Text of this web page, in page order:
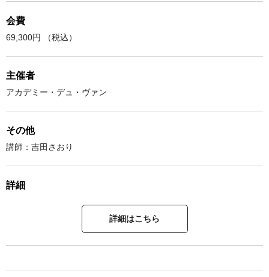
会費
69,300円 （税込）
主催者
アカデミー・デュ・ヴァン
その他
講師：吉田さおり
詳細
詳細はこちら